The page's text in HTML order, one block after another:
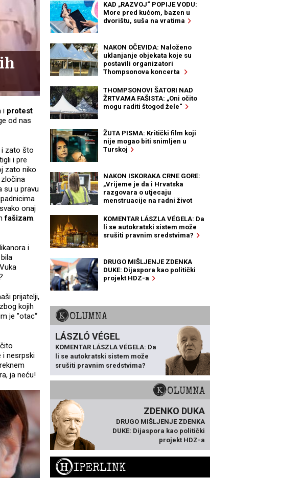
i protest
od nas
i zato što
i pre
zato niko
su u pravu
onaj
fašizam.
i
prijatelji,
kojih
je "otac“
i nesrpski
ja neću!
KAD „RAZVOJ“ POPIJE VODU:
More pred kućom, bazen u
dvorištu, suša na vratima
NAKON OČEVIDA: Naloženo
uklanjanje objekata koje su
postavili organizatori
Thompsonova koncerta
THOMPSONOVI ŠATORI NAD
ŽRTVAMA FAŠISTA: „Oni očito
mogu raditi štogod žele“
ŽUTA PISMA: Kritički film koji
nije mogao biti snimljen u
Turskoj
NAKON ISKORAKA CRNE GORE:
„Vrijeme je da i Hrvatska
razgovara o utjecaju
menstruacije na radni život
KOMENTAR LÁSZLA VÉGELA: Da
li se autokratski sistem može
srušiti pravnim sredstvima?
DRUGO MIŠLJENJE ZDENKA
DUKE: Dijaspora kao politički
projekt HDZ-a
KOLUMNA
LÁSZLÓ VÉGEL
KOMENTAR LÁSZLA VÉGELA: Da
li se autokratski sistem može
srušiti pravnim sredstvima?
KOLUMNA
ZDENKO DUKA
DRUGO MIŠLJENJE ZDENKA
DUKE: Dijaspora kao politički
projekt HDZ-a
HIPERLINK